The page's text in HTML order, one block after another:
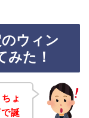
ウィン
みた！
ょ
誕